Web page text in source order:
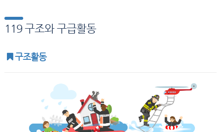
119 구조와 구급활동
구조활동